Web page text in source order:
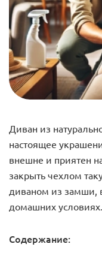
Диван из
настоящее
внешне и приятен
закрыть чехлом
диваном из замши,
домашних условиях.
Содержание: